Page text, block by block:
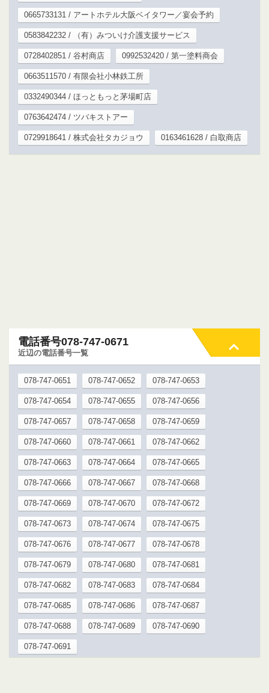
0665733131 / アートホテル大阪ベイタワー／宴会予約
0583842232 / （有）みついけ介護支援サービス
0728402851 / 谷村商店 0992532420 / 第一塗料商会
0663511570 / 有限会社小林鉄工所
0332490344 / ほっともっと茅場町店
0763642474 / ツバキストアー
0729918641 / 株式会社タカジョウ 0163461628 / 白取商店
電話番号078-747-0671
近辺の電話番号一覧
078-747-0651 078-747-0652 078-747-0653
078-747-0654 078-747-0655 078-747-0656
078-747-0657 078-747-0658 078-747-0659
078-747-0660 078-747-0661 078-747-0662
078-747-0663 078-747-0664 078-747-0665
078-747-0666 078-747-0667 078-747-0668
078-747-0669 078-747-0670 078-747-0672
078-747-0673 078-747-0674 078-747-0675
078-747-0676 078-747-0677 078-747-0678
078-747-0679 078-747-0680 078-747-0681
078-747-0682 078-747-0683 078-747-0684
078-747-0685 078-747-0686 078-747-0687
078-747-0688 078-747-0689 078-747-0690
078-747-0691